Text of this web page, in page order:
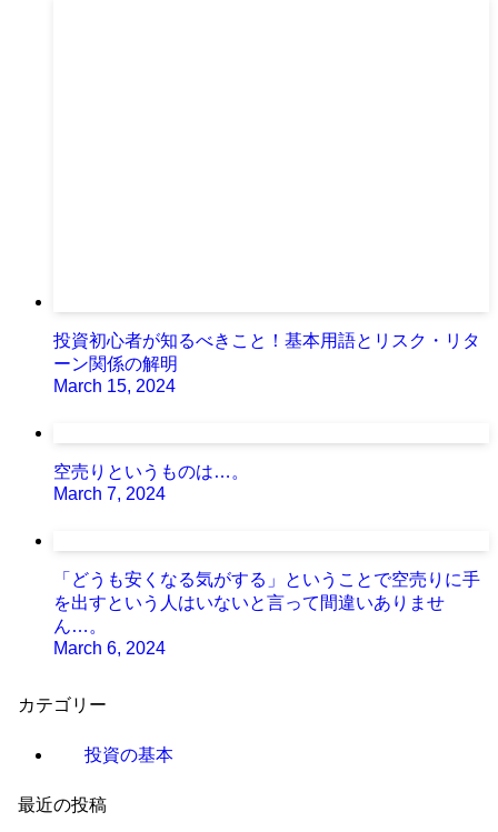
投資初心者が知るべきこと！基本用語とリスク・リタ
ーン関係の解明
March 15, 2024
空売りというものは…。
March 7, 2024
「どうも安くなる気がする」ということで空売りに手
を出すという人はいないと言って間違いありませ
ん…。
March 6, 2024
カテゴリー
投資の基本
最近の投稿